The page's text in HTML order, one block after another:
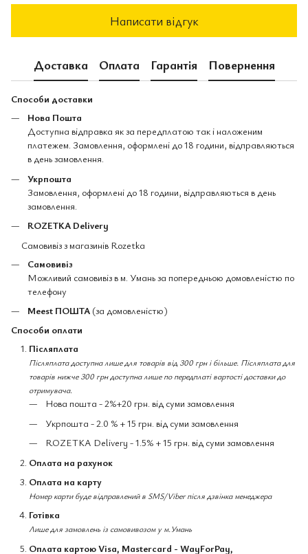
Написати відгук
Доставка Оплата Гарантія Повернення
Способи доставки
Нова Пошта
Доступна відправка як за передплатою так і наложеним
платежем. Замовлення, оформлені до 18 години, відправляються
в день замовлення.
Укрпошта
Замовлення, оформлені до 18 години, відправляються в день
замовлення.
ROZETKA Delivery
Самовивіз з магазинів Rozetka
Самовивіз
Можливий самовивіз в м. Умань за попередньою домовленістю по
телефону
Meest ПОШТА (за домовленістю)
Способи оплати
Післяплата
Післяплата доступна лише для товарів від 300 грн і більше. Післяплата для
товарів нижче 300 грн доступна лише по передплаті вартості доставки до
отримувача.
Нова пошта - 2%+20 грн. від суми замовлення
Укрпошта - 2.0 % + 15 грн. від суми замовлення
ROZETKA Delivery - 1.5% + 15 грн. від суми замовлення
Оплата на рахунок
Оплата на карту
Номер карти буде відправлений в SMS/Viber після дзвінка менеджера
Готівка
Лише для замовлень із самовивозом у м.Умань
Оплата картою Visa, Mastercard - WayForPay,